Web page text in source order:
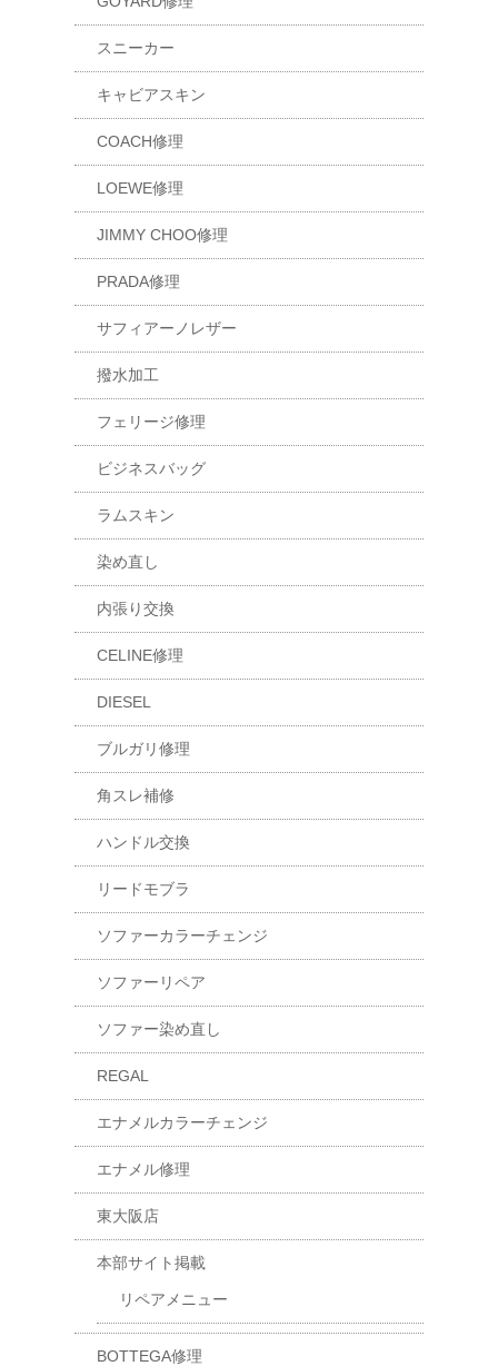
スニーカー
キャビアスキン
COACH修理
LOEWE修理
JIMMY CHOO修理
PRADA修理
サフィアーノレザー
撥水加工
フェリージ修理
ビジネスバッグ
ラムスキン
染め直し
内張り交換
CELINE修理
DIESEL
ブルガリ修理
角スレ補修
ハンドル交換
リードモブラ
ソファーカラーチェンジ
ソファーリペア
ソファー染め直し
REGAL
エナメルカラーチェンジ
エナメル修理
東大阪店
本部サイト掲載
リペアメニュー
BOTTEGA修理